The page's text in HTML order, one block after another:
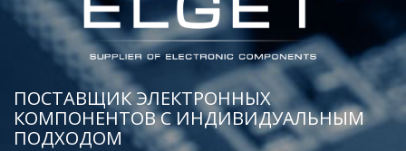
ПОСТАВЩИК ЭЛЕКТРОННЫХ
КОМПОНЕНТОВ С ИНДИВИДУАЛЬНЫМ
ПОДХОДОМ